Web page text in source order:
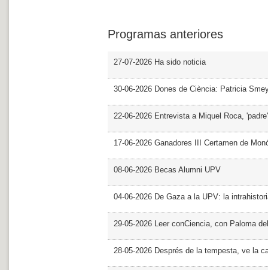
Programas anteriores
27-07-2026 Ha sido noticia
30-06-2026 Dones de Ciència: Patricia
22-06-2026 Entrevista a Miquel Roca,
17-06-2026 Ganadores III Certamen de
08-06-2026 Becas Alumni UPV
04-06-2026 De Gaza a la UPV: la
29-05-2026 Leer conCiencia, con Paloma
28-05-2026 Després de la tempesta, ve la